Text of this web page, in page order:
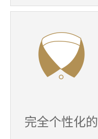
完全个性化的